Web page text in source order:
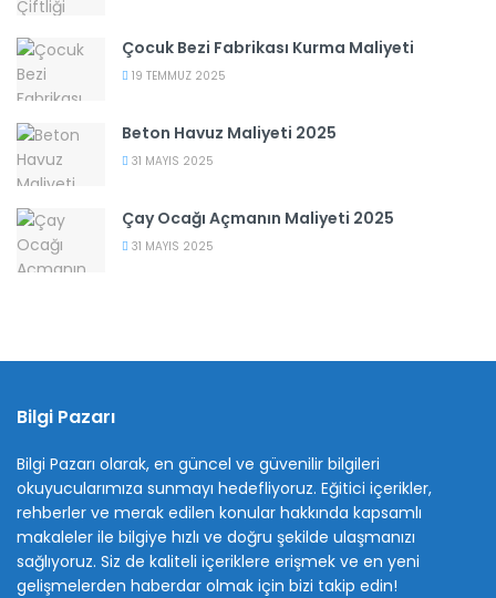
Çocuk Bezi Fabrikası Kurma Maliyeti
19 TEMMUZ 2025
Beton Havuz Maliyeti 2025
31 MAYIS 2025
Çay Ocağı Açmanın Maliyeti 2025
31 MAYIS 2025
Bilgi Pazarı
Bilgi Pazarı olarak, en güncel ve güvenilir bilgileri
okuyucularımıza sunmayı hedefliyoruz. Eğitici içerikler,
rehberler ve merak edilen konular hakkında kapsamlı
makaleler ile bilgiye hızlı ve doğru şekilde ulaşmanızı
sağlıyoruz. Siz de kaliteli içeriklere erişmek ve en yeni
gelişmelerden haberdar olmak için bizi takip edin!